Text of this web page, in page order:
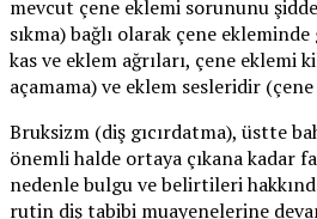
mevcut çene eklemi sorununu
sıkma) bağlı olarak çene
kas ve eklem ağrıları, çene eklemi
açamama) ve eklem sesleridir
Bruksizm (diş gıcırdatma), üstte
önemli halde ortaya çıkana kadar
nedenle bulgu ve belirtileri
rutin diş tabibi muayenelerine